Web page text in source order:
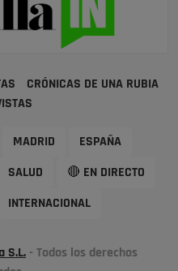
CRÓNICAS DE UNA RUBIA
MADRID ESPAÑA
SALUD 🔴 EN DIRECTO
INTERNACIONAL
S.L. - Todos los derechos